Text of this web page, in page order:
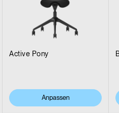
Active Pony
Anpassen